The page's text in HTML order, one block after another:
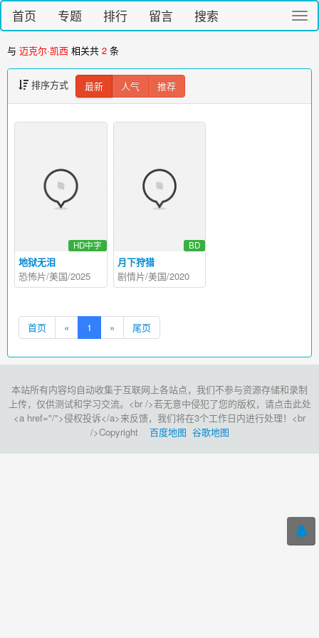
切
换
首页 专题 排行 留言 搜索
与 迈克尔·凯西 相关共 2 条
排序方式 最新 人气 推荐
地狱无泪
HD中字
恐怖片/美国/2025
月下狩猎
BD
剧情片/美国/2020
首页 « 1 » 尾页
本站所有内容均自动收集于互联网上各站点，我们不参与资源存储和录制
上传，仅供测试和学习交流。<br />若无意中侵犯了您的版权，请点击此处
<a href="/">侵权投诉</a>来反馈，我们将在3个工作日内进行处理！<br
/>Copyright 百度地图 谷歌地图